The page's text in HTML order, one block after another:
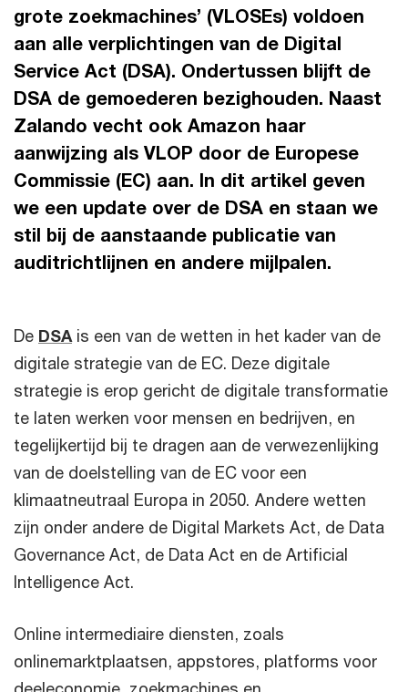
grote zoekmachines’ (VLOSEs) voldoen
aan alle verplichtingen van de Digital
Service Act (DSA). Ondertussen blijft de
DSA de gemoederen bezighouden. Naast
Zalando vecht ook Amazon haar
aanwijzing als VLOP door de Europese
Commissie (EC) aan. In dit artikel geven
we een update over de DSA en staan we
stil bij de aanstaande publicatie van
auditrichtlijnen en andere mijlpalen.
De DSA is een van de wetten in het kader van de
digitale strategie van de EC. Deze digitale
strategie is erop gericht de digitale transformatie
te laten werken voor mensen en bedrijven, en
tegelijkertijd bij te dragen aan de verwezenlijking
van de doelstelling van de EC voor een
klimaatneutraal Europa in 2050. Andere wetten
zijn onder andere de Digital Markets Act, de Data
Governance Act, de Data Act en de Artificial
Intelligence Act.
Online intermediaire diensten, zoals
onlinemarktplaatsen, appstores, platforms voor